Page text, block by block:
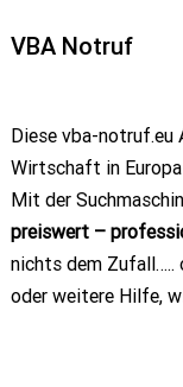
VBA Notruf
Diese vba-
Wirtschaft in
Mit der
preiswert –
nichts dem Zufall…..
oder weitere Hilfe,